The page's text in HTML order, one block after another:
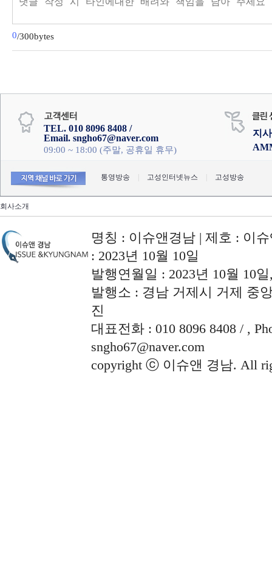
0/300bytes
TEL. 010 8096 8408 /
Email. sngho67@naver.com
09:00 ~ 18:00 (주말, 공휴일 휴무)
지
통영방송 고성인터넷뉴스 고성방송
회사소개
명칭 : 이슈앤경남 | 제호 : 이
: 2023년 10월 10일
발행연월일 : 2023년 10월 10
발행소 : 경남 거제시 거제 중
진
대표전화 : 010 8096 8408 / ,
sngho67@naver.com
copyright ⓒ 이슈앤 경남. All